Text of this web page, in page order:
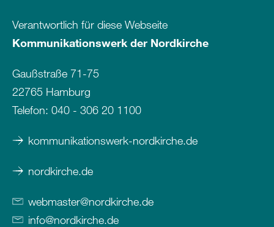
Verantwortlich für diese Webseite
Kommunikationswerk der Nordkirche
Gaußstraße 71-75
22765 Hamburg
Telefon: 040 - 306 20 1100
kommunikationswerk-nordkirche.de
nordkirche.de
webmaster@nordkirche.de
info@nordkirche.de